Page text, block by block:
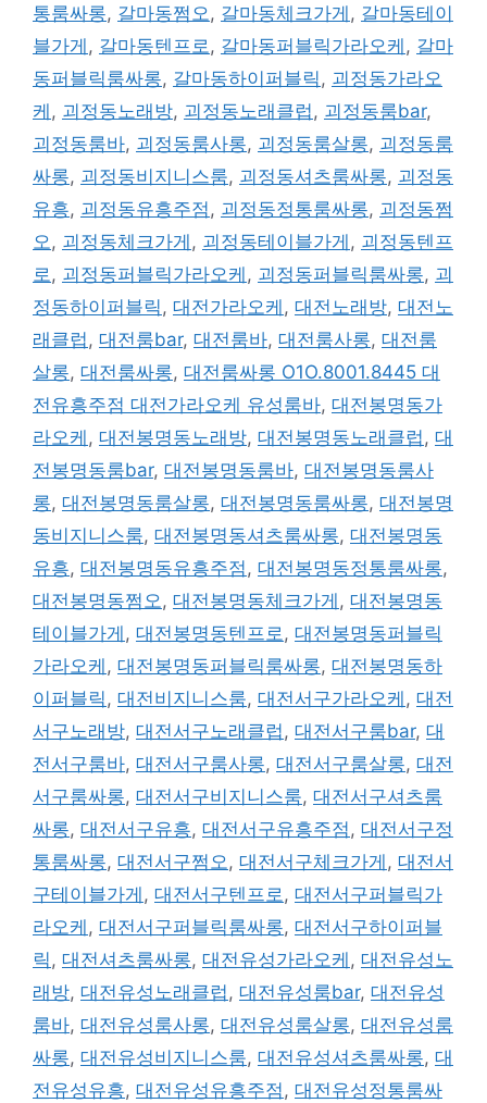
통룸싸롱, 갈마동쩜오 , 갈마동체크가게 , 갈마동테이
블가게 , 갈마동텐프로 , 갈마동퍼블릭가라오케 , 갈마
동퍼블릭룸싸롱, 갈마동하이퍼블릭 , 괴정동가라오
케 , 괴정동노래방, 괴정동노래클럽 , 괴정동룸bar,
괴정동룸바, 괴정동룸사롱, 괴정동룸살롱, 괴정동룸
싸롱, 괴정동비지니스룸, 괴정동셔츠룸싸롱, 괴정동
유흥, 괴정동유흥주점 , 괴정동정통룸싸롱, 괴정동쩜
오 , 괴정동체크가게 , 괴정동테이블가게 , 괴정동텐프
로 , 괴정동퍼블릭가라오케 , 괴정동퍼블릭룸싸롱, 괴
정동하이퍼블릭 , 대전가라오케 , 대전노래방, 대전노
래클럽 , 대전룸bar, 대전룸바, 대전룸사롱, 대전룸
살롱, 대전룸싸롱, 대전룸싸롱 O1O.8001.8445 대
전유흥주점 대전가라오케 유성룸바, 대전봉명동가
라오케 , 대전봉명동노래방, 대전봉명동노래클럽 , 대
전봉명동룸bar, 대전봉명동룸바, 대전봉명동룸사
롱, 대전봉명동룸살롱, 대전봉명동룸싸롱, 대전봉명
동비지니스룸, 대전봉명동셔츠룸싸롱, 대전봉명동
유흥, 대전봉명동유흥주점 , 대전봉명동정통룸싸롱,
대전봉명동쩜오 , 대전봉명동체크가게 , 대전봉명동
테이블가게 , 대전봉명동텐프로 , 대전봉명동퍼블릭
가라오케 , 대전봉명동퍼블릭룸싸롱, 대전봉명동하
이퍼블릭 , 대전비지니스룸, 대전서구가라오케 , 대전
서구노래방, 대전서구노래클럽 , 대전서구룸bar, 대
전서구룸바, 대전서구룸사롱, 대전서구룸살롱, 대전
서구룸싸롱, 대전서구비지니스룸, 대전서구셔츠룸
싸롱, 대전서구유흥, 대전서구유흥주점 , 대전서구정
통룸싸롱, 대전서구쩜오 , 대전서구체크가게 , 대전서
구테이블가게 , 대전서구텐프로 , 대전서구퍼블릭가
라오케 , 대전서구퍼블릭룸싸롱, 대전서구하이퍼블
릭 , 대전셔츠룸싸롱, 대전유성가라오케 , 대전유성노
래방, 대전유성노래클럽 , 대전유성룸bar, 대전유성
룸바, 대전유성룸사롱, 대전유성룸살롱, 대전유성룸
싸롱, 대전유성비지니스룸, 대전유성셔츠룸싸롱, 대
전유성유흥, 대전유성유흥주점 , 대전유성정통룸싸